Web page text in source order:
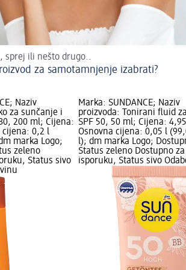
sprej ili nešto drugo..
za samotamnjenje izabrati?
Naziv
za sunčanje i
200 ml; Cijena:
cijena: 0,2 l
marka Logo;
zeleno
Status sivo
Marka: SUNDANCE; Naziv
proizvoda: Tonirani fluid
SPF 50, 50 ml; Cijena:
Osnovna cijena: 0,05 l
l); dm marka Logo;
Status zeleno Dostupno za
isporuku, Status sivo